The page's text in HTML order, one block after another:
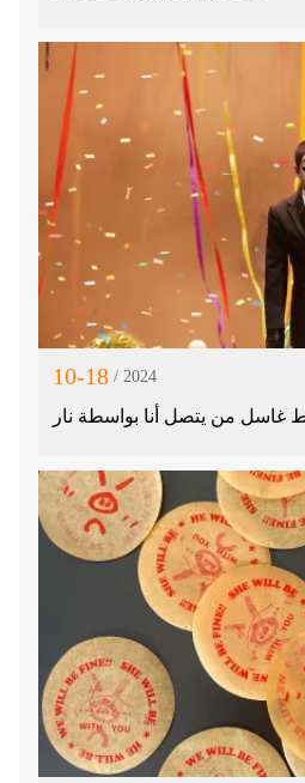
10-18 / 2024
من يتصل أنا بواسطة نار